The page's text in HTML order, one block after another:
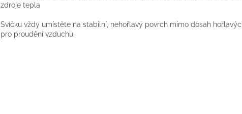
zdroje tepla
Svíčku vždy umístěte na stabilní, nehořlavý povrch mimo dosah
pro proudění vzduchu.